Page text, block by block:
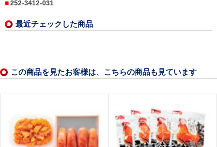
252-3412-031
最近チェックした商品
この商品を見たお客様は、こちらの商品も見ています